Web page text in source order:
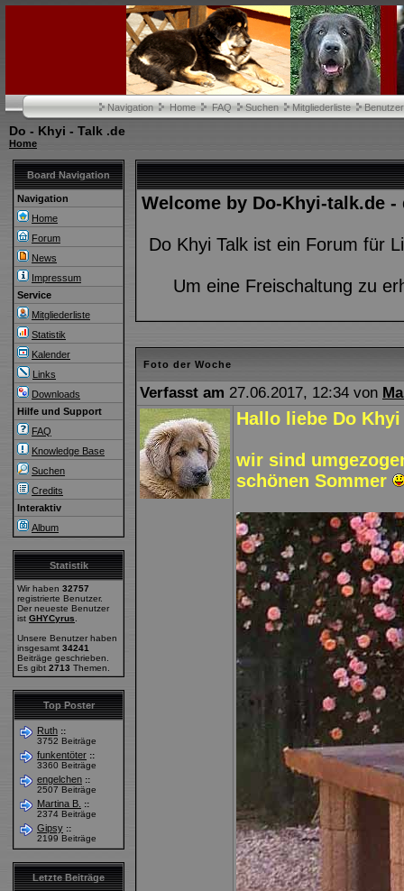
Navigation Home FAQ Suchen Mitgliederliste
Do - Khyi - Talk .de
Home
Board Navigation
Navigation
Home
Forum
News
Impressum
Service
Mitgliederliste
Statistik
Kalender
Links
Downloads
Hilfe und Support
FAQ
Knowledge Base
Suchen
Credits
Interaktiv
Album
Statistik
Wir haben 32757
registrierte Benutzer.
Der neueste Benutzer
ist GHYCyrus
Unsere Benutzer haben
insgesamt 34241
Beiträge geschrieben.
Es gibt 2713 Themen.
Top Poster
Ruth ::
3752 Beiträge
funkentöter ::
3360 Beiträge
engelchen ::
2507 Beiträge
Martina B.
::
2374 Beiträge
Gipsy ::
2199 Beiträge
Letzte Beiträge
Welcome by Do-Khyi-talk.de
Do Khyi Talk ist ein Forum für
Um eine Freischaltung zu
Foto der Woche
Verfasst am 27.06.2017, 12:34 von
Hallo liebe Do
wir sind
schönen Sommer